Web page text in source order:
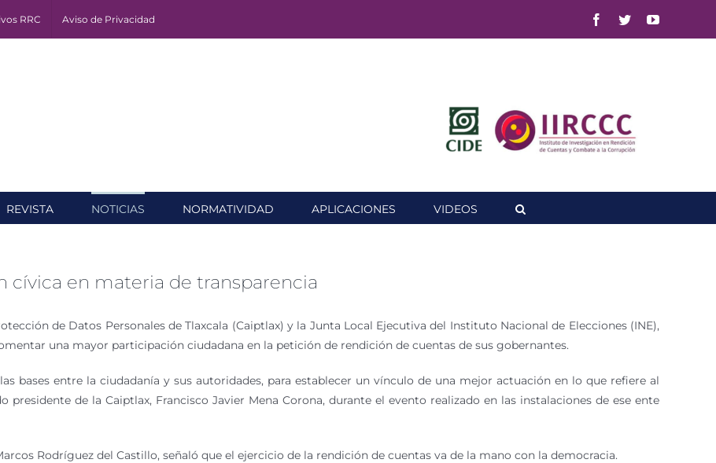
RRC Aviso de Privacidad Facebook
TwitterYouTube
REVISTA NOTICIAS NORMATIVIDAD APLICACIONES VIDEOS
cívica en materia de transparencia
de Datos Personales de Tlaxcala (Caiptlax) y la Junta Local Ejecutiva del Instituto Nacional de Elecciones (INE),
una mayor participación ciudadana en la petición de rendición de cuentas de sus gobernantes.
bases entre la ciudadanía y sus autoridades, para establecer un vínculo de una mejor actuación en lo que refiere al
presidente de la Caiptlax, Francisco Javier Mena Corona, durante el evento realizado en las instalaciones de ese ente
Rodríguez del Castillo, señaló que el ejercicio de la rendición de cuentas va de la mano con la democracia.